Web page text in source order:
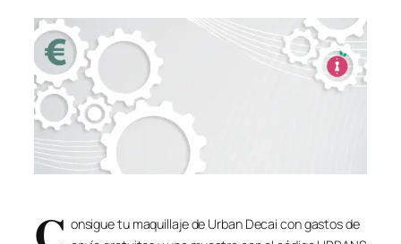
onsigue tu maquillaje de Urban Decai con gastos de